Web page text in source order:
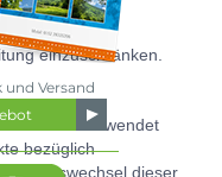
einzuschränken.
Daten verwendet
bezüglich
Ortswechsel dieser
und Versand